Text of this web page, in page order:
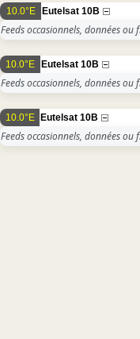
10.0°E Eutelsat 10B
Feeds occasionnels, données ou
10.0°E Eutelsat 10B
Feeds occasionnels, données ou
10.0°E Eutelsat 10B
Feeds occasionnels, données ou